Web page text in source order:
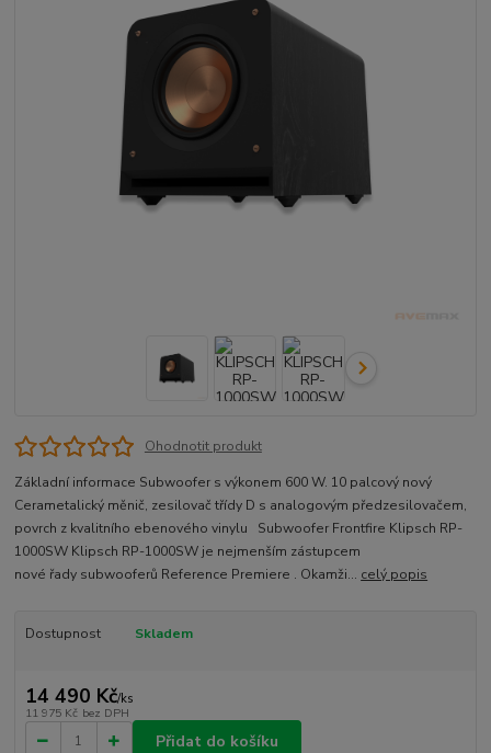
Ohodnotit produkt
Základní informace Subwoofer s výkonem 600 W. 10 palcový nový
Cerametalický měnič, zesilovač třídy D s analogovým předzesilovačem,
povrch z kvalitního ebenového vinylu Subwoofer Frontfire Klipsch RP-
1000SW Klipsch RP-1000SW je nejmenším zástupcem
nové řady subwooferů Reference Premiere . Okamži... celý popis
Dostupnost Skladem
14 490 Kč/ks
11 975 Kč bez DPH
Přidat do košíku